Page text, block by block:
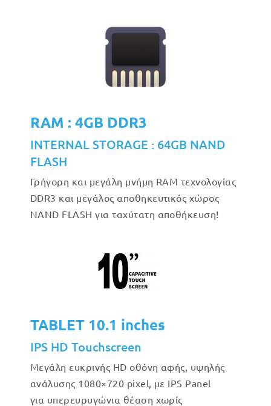
RAM : 4GB DDR3
INTERNAL STORAGE : 64GB NAND
FLASH
Γρήγορη και μεγάλη μνήμη RAM τεχνολογίας
DDR3 και μεγάλος αποθηκευτικός χώρος
NAND FLASH για ταχύτατη αποθήκευση!
TABLET 10.1 inches
IPS HD Touchscreen
Μεγάλη ευκρινής HD οθόνη αφής, υψηλής
ανάλυσης 1080×720 pixel, με IPS Panel
για υπερευρυγώνια θέαση χωρίς